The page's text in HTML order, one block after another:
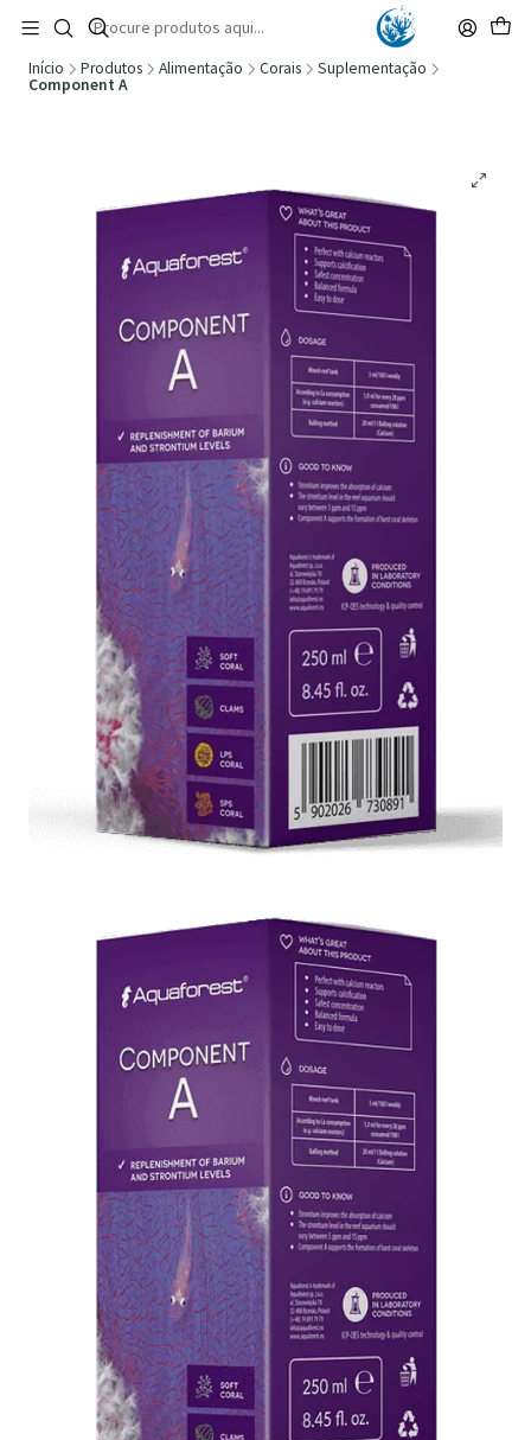
🚚 Portugal Continental: Portes Grátis desde 149,90€ (Envio extresso: 14,90€)
Ler mais
Início Produtos Alimentação Corais
Suplementação
Component A